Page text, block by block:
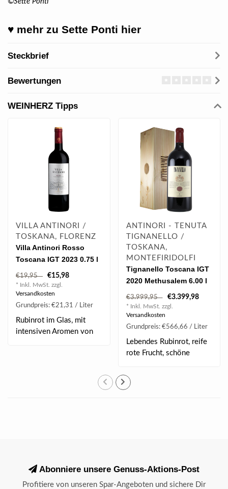
♥ mehr zu Sette Ponti hier
Steckbrief
Bewertungen
WEINHERZ Tipps
VILLA ANTINORI /
TOSKANA, FLORENZ
Villa Antinori Rosso
Toscana IGT 2023 0.75 l
€19,95 €15,98
* Inkl. MwSt. zzgl.
Versandkosten
Grundpreis: €21,31 / Liter
Rubinrot im Glas, mit
intensiven Aromen von
ANTINORI - TENUTA
TIGNANELLO /
TOSKANA,
MONTEFIRIDOLFI
Tignanello Toscana IGT
2020 Methusalem 6.00 l
€3.999,95 €3.399,98
* Inkl. MwSt. zzgl.
Versandkosten
Grundpreis: €566,66 / Liter
Lebendes Rubinrot, reife
rote Frucht, schöne
Abonniere unsere Genuss-Aktions-Post
Profitiere von unseren Spar-Angeboten und sichere Dir